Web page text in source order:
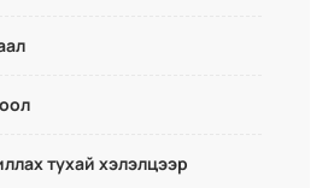
тухай хэлэлцээр